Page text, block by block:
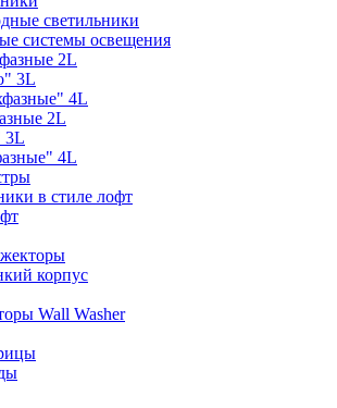
светильники
системы освещения
2L
3L
4L
2L
3L
4L
в стиле лофт
корпус
Wall Washer